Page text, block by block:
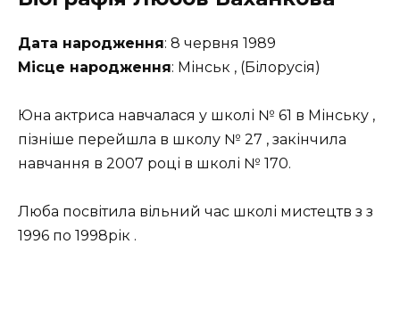
Дата народження: 8 червня 1989
Місце народження: Мінськ , (Білорусія)
Юна актриса навчалася у школі № 61 в Мінську ,
пізніше перейшла в школу № 27 , закінчила
навчання в 2007 році в школі № 170.
Люба посвітила вільний час школі мистецтв з з
1996 по 1998рік .